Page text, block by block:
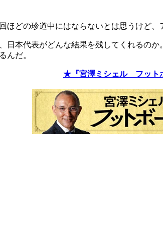
ほどの珍道中にはならないとは思うけど
日本代表がどんな結果を残してくれるの
んだ。
★『宮澤ミシェル フット